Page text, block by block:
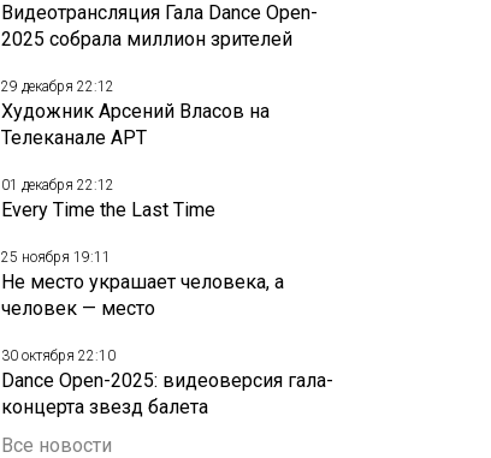
Видеотрансляция Гала Dance Open-
2025 собрала миллион зрителей
29 декабря 22:12
Художник Арсений Власов на
Телеканале АРТ
01 декабря 22:12
Every Time the Last Time
25 ноября 19:11
Не место украшает человека, а
человек — место
30 октября 22:10
Dance Open-2025: видеоверсия гала-
концерта звезд балета
Все новости